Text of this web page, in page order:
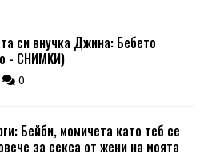
си внучка Джина: Бебето
- СНИМКИ)
0
Бейби, момичета като теб се
за секса от жени на моята